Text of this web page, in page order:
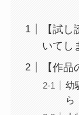
【試
いてし
【作品
幼
ら